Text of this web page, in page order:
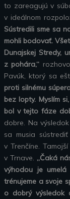
to zareagujú v
v ideálnom
Sústredili sme sa
mohli bodovať.
Dunajskej Stredy,
z pohára,“
Pavúk, ktorý sa
proti silnému
bez lopty. Myslím
bol v tejto fáze
dobre. Na
sa musia
v Trenčíne.
v Trnave. „Čaká
výhodou je
trénujeme a svoje
o dobrý výsledok